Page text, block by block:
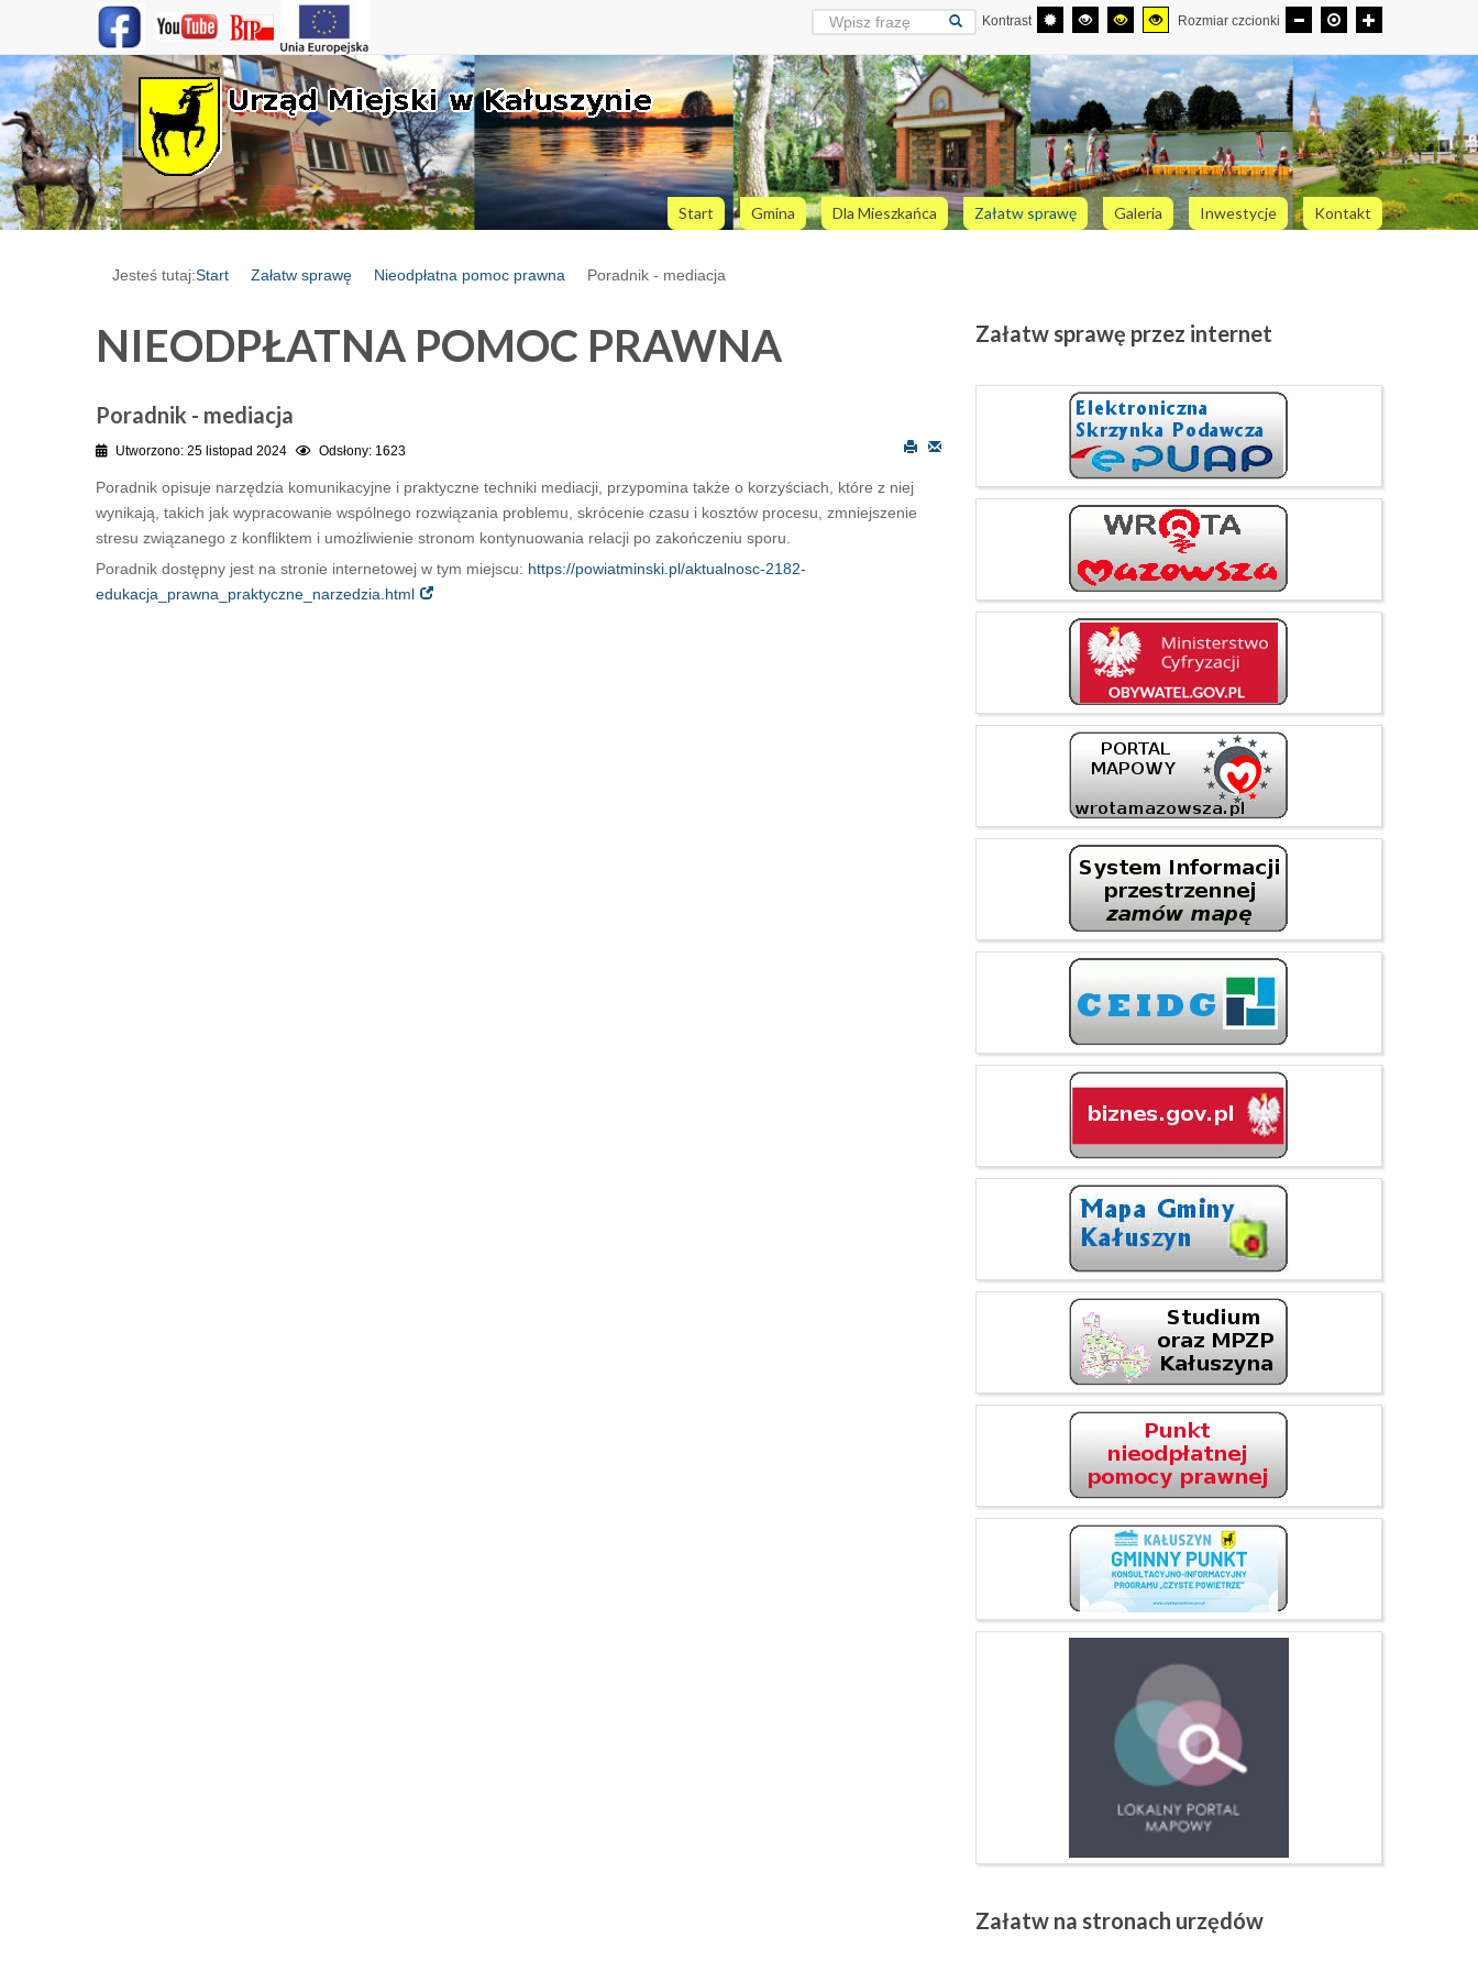
Kontrast Rozmiar czcionki
Start Gmina Dla Mieszkańca Załatw sprawę Galeria Inwestycje Kontakt
Jesteś tutaj:Start Załatw sprawę Nieodpłatna pomoc prawna Poradnik - mediacja
NIEODPŁATNA POMOC PRAWNA
Poradnik - mediacja
Utworzono: 25 listopad 2024 Odsłony: 1623
Poradnik opisuje narzędzia komunikacyjne i praktyczne techniki mediacji, przypomina także o korzyściach, które z niej
wynikają, takich jak wypracowanie wspólnego rozwiązania problemu, skrócenie czasu i kosztów procesu, zmniejszenie
stresu związanego z konfliktem i umożliwienie stronom kontynuowania relacji po zakończeniu sporu.
Poradnik dostępny jest na stronie internetowej w tym miejscu: https://powiatminski.pl/aktualnosc-2182-
edukacja_prawna_praktyczne_narzedzia.html
Załatw sprawę przez internet
Załatw na stronach urzędów